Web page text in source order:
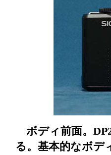
ボディ前面。
る。基本的なボデ